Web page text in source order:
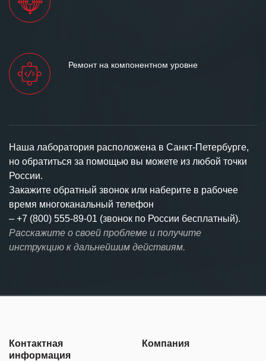
Ремонт на компонентном уровне
Наша лаборатория расположена в Санкт-Петербурге,
но обратиться за помощью вы можете из любой точки
России.
Закажите обратный звонок или наберите в рабочее
время многоканальный телефон
– +7 (800) 555-89-01 (звонок по России бесплатный).
Расскажите о своей проблеме и получите
инструкцию к дальнейшим действиям.
Контактная
информация
Компания